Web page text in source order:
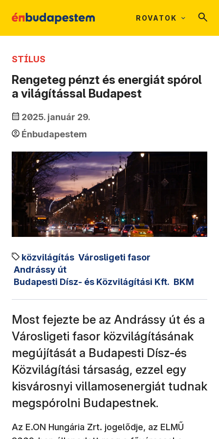
ROVATOK
STÍLUS
Rengeteg pénzt és energiát spórol
a világítással Budapest
2025. január 29.
Énbudapestem
közvilágítás Városligeti fasor
Andrássy út
Budapesti Dísz- és Közvilágítási Kft. BKM
Most fejezte be az Andrássy út és a
Városligeti fasor közvilágításának
megújítását a Budapesti Dísz-és
Közvilágítási társaság, ezzel egy
kisvárosnyi villamosenergiát tudnak
megspórolni Budapestnek.
Az E.ON Hungária Zrt. jogelődje, az ELMŰ